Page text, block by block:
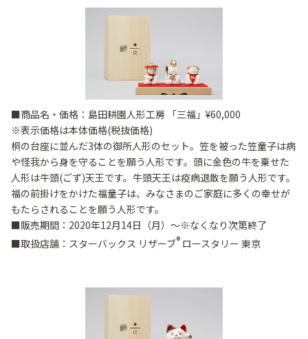
■商品名・価格：島田耕園人形工房 「三福」¥60,000
※表示価格は本体価格(税抜価格)
桐の台座に並んだ3体の御所人形のセット。笠を被った笠童子は病
や怪我から身を守ることを願う人形です。頭に金色の牛を乗せた
人形は牛頭(ごず)天王です。牛頭天王は疫病退散を願う人形です。
福の前掛けをかけた福童子は、みなさまのご家庭に多くの幸せが
もたらされることを願う人形です。
■販売期間：2020年12月14日（月）～※なくなり次第終了
■取扱店舗：スターバックス リザーブ® ロースタリー 東京